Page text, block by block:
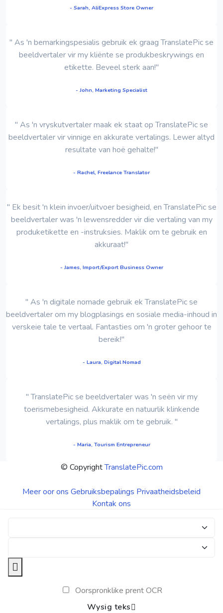
- Sarah, AliExpress Store Owner
" As 'n bemarkingspesialis gebruik ek graag TranslatePic se
beeldvertaler vir my kliënte se produkbeskrywings en
etikette. Beveel sterk aan!"
- John, Marketing Specialist
" As 'n vryskutvertaler maak ek staat op TranslatePic se
beeldvertaler vir vinnige en akkurate vertalings. Lewer altyd
resultate van hoë gehalte!"
- Rachel, Freelance Translator
" Ek besit 'n klein invoer/uitvoer besigheid, en TranslatePic se
beeldvertaler was 'n lewensredder vir die vertaling van my
produketikette en -instruksies. Maklik om te gebruik en
akkuraat!"
- James, Import/Export Business Owner
" As 'n digitale nomade gebruik ek TranslatePic se
beeldvertaler om my blogplasings en sosiale media-inhoud in
verskeie tale te vertaal. Fantasties om 'n groter gehoor te
bereik!"
- Laura, Digital Nomad
" TranslatePic se beeldvertaler was 'n seën vir my
toerismebesigheid. Akkurate en natuurlik klinkende
vertalings, plus maklik om te gebruik. "
- Maria, Tourism Entrepreneur
© CopyrightTranslatePic.com
Meer oor ons Gebruiksbepalings Privaatheidsbeleid
Kontak ons
Oorspronklike prent OCR
Wysig teks